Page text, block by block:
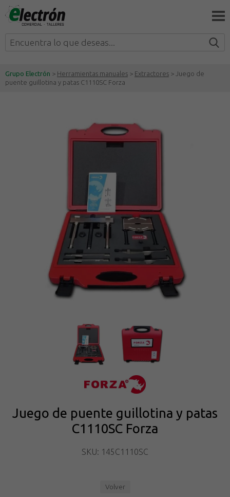
Grupo Electrón > Herramientas manuales > Extractores > Juego de
puente guillotina y patas C1110SC Forza
Juego de puente guillotina y patas
C1110SC Forza
SKU: 145C1110SC
Volver